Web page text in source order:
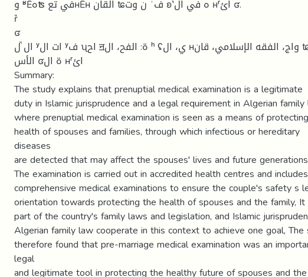
و ʶȄهʦ في تعʜȄʜ القان ʨن وت ʻف ʚʽه في ال ʜʳائ ʛ.
ȑ
ʛ
ال ؒل ʸات ال ʸف ʯاح ॻة: الفح، ال ʰ ʢي، ال ʜواج، الفقه الإسلامي، قان ʨن
الأس ʛة ال ʜʳائ
Summary:
The study explains that prenuptial medical examination is a legitimate
duty in Islamic jurisprudence and a legal requirement in Algerian family
where prenuptial medical examination is seen as a means of
health of spouses and families, through which infectious or hereditary
diseases
are detected that may affect the spouses' lives and future
The examination is carried out in accredited health centres and includes
comprehensive medical examinations to ensure the couple's safety s
orientation towards protecting the health of spouses and the family,
part of the country's family laws and legislation, and Islamic
Algerian family law cooperate in this context to achieve one goal,
therefore found that pre-marriage medical examination was an
legal
and legitimate tool in protecting the healthy future of spouses and